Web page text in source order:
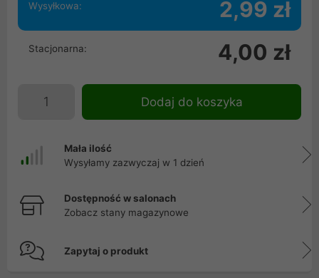
Wysyłkowa: 2,99 zł
Stacjonarna: 4,00 zł
Dodaj do koszyka
Mała ilość
Wysyłamy zazwyczaj w 1 dzień
Dostępność w salonach
Zobacz stany magazynowe
Zapytaj o produkt